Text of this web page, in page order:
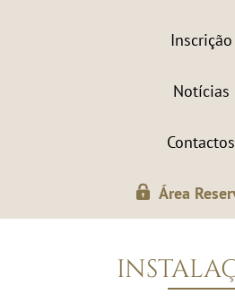
Inscrição
Notícias
Contactos
Área